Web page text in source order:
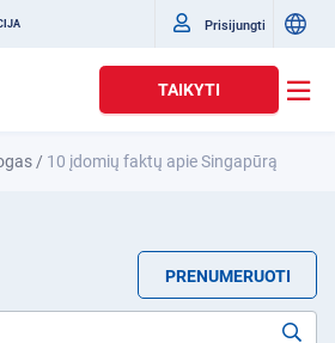
Prisijungti
TAIKYTI
/ 10 įdomių faktų apie Singapūrą
PRENUMERUOTI